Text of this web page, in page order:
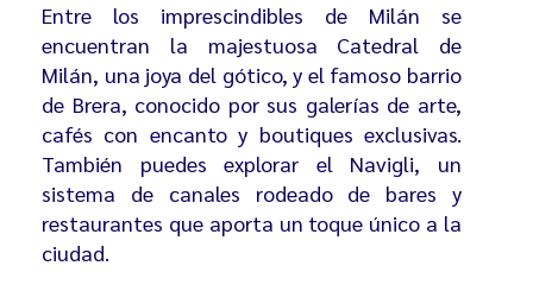
Entre los imprescindibles de Milán se
encuentran la majestuosa Catedral de
Milán, una joya del gótico, y el famoso barrio
de Brera, conocido por sus galerías de arte,
cafés con encanto y boutiques exclusivas.
También puedes explorar el Navigli, un
sistema de canales rodeado de bares y
restaurantes que aporta un toque único a la
ciudad.